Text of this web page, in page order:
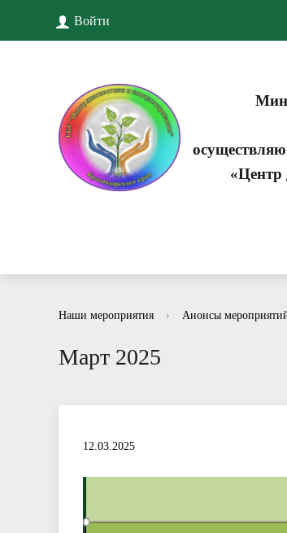
Войти
«Центр
Наши мероприятия › Анонсы
Март 2025
12.03.2025